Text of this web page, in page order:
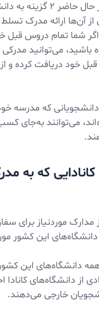
دانشگاه‌های کانادا در
آن‌ها ارائه مدرک
شما تمام دروس قبل
باشید، می‌توانید
قبل خود دریافت کرده و
که مدرسه
می‌توانند به‌جای
که به
موردنیاز برای
دانشگاه‌های این کشور
همه دانشگاه‌های این
از دانشگاه‌های
خارجی می‌دهند.